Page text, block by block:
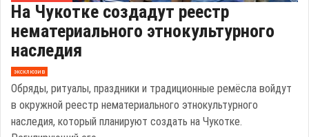
На Чукотке создадут реестр
нематериального этнокультурного
наследия
эксклюзив
Обряды, ритуалы, праздники и традиционные ремёсла войдут
в окружной реестр нематериального этнокультурного
наследия, который планируют создать на Чукотке.